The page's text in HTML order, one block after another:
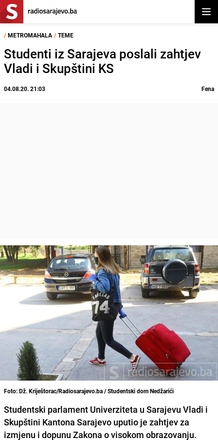
/ METROMAHALA / TEME
Studenti iz Sarajeva poslali zahtjev
Vladi i Skupštini KS
04.08.20. 21:03 Fena
Foto: Dž. Kriještorac/Radiosarajevo.ba / Studentski dom Nedžarići
Studentski parlament Univerziteta u Sarajevu Vladi i
Skupštini Kantona Sarajevo uputio je zahtjev za
izmjenu i dopunu Zakona o visokom obrazovanju.